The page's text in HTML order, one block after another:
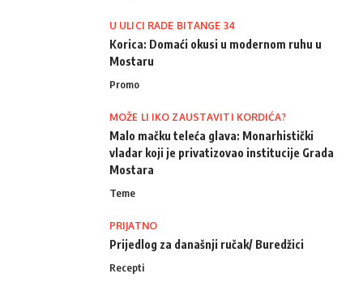
U ULICI RADE BITANGE 34
Korica: Domaći okusi u modernom ruhu u
Mostaru
Promo
MOŽE LI IKO ZAUSTAVITI KORDIĆA?
Malo mačku teleća glava: Monarhistički
vladar koji je privatizovao institucije Grada
Mostara
Teme
PRIJATNO
Prijedlog za današnji ručak/ Buredžici
Recepti